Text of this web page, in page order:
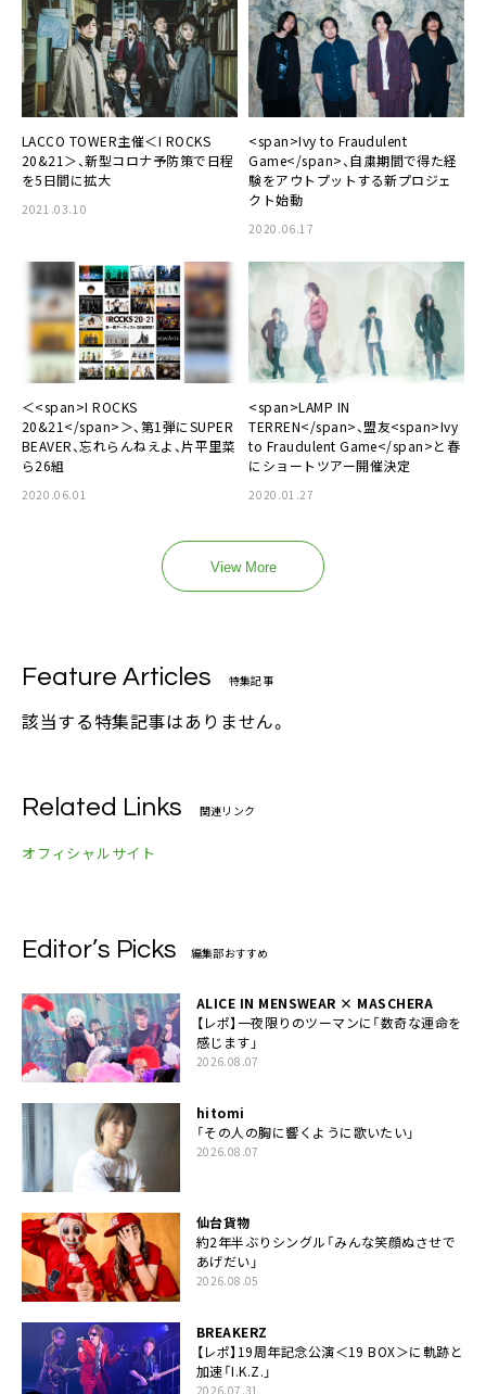
LACCO TOWER主催＜I ROCKS
20&21＞、新型コロナ予防策で日程
を5日間に拡大
2021.03.10
<span>Ivy to Fraudulent
Game</span>、自粛期間で得た経
験をアウトプットする新プロジェ
クト始動
2020.06.17
＜<span>I ROCKS
20&21</span>＞、第1弾にSUPER
BEAVER、忘れらんねえよ、片平里菜
ら26組
2020.06.01
<span>LAMP IN
TERREN</span>、盟友<span>Ivy
to Fraudulent Game</span>と春
にショートツアー開催決定
2020.01.27
View More
Feature Articles 特集記事
該当する特集記事はありません。
Related Links 関連リンク
オフィシャルサイト
Editor’s Picks 編集部おすすめ
ALICE IN MENSWEAR × MASCHERA
【レポ】一夜限りのツーマンに「数奇な運命を
感じます」
2026.08.07
hitomi
「その人の胸に響くように歌いたい」
2026.08.07
仙台貨物
約2年半ぶりシングル「みんな笑顔ぬさせで
あげだい」
2026.08.05
BREAKERZ
【レポ】19周年記念公演＜19 BOX＞に軌跡と
加速「I.K.Z.」
2026.07.31